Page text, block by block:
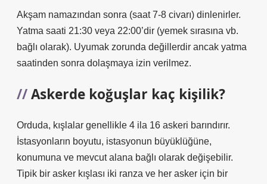
Akşam namazından sonra (saat 7-8 civarı) dinlenirler.
Yatma saati 21:30 veya 22:00’dir (yemek sırasına vb.
bağlı olarak). Uyumak zorunda değillerdir ancak yatma
saatinden sonra dolaşmaya izin verilmez.
Askerde koğuşlar kaç kişilik?
Orduda, kışlalar genellikle 4 ila 16 askeri barındırır.
İstasyonların boyutu, istasyonun büyüklüğüne,
konumuna ve mevcut alana bağlı olarak değişebilir.
Tipik bir asker kışlası iki ranza ve her asker için bir